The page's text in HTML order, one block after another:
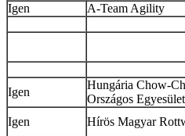
Igen
A-Team Agility
Igen
Hungária Chow-
Országos
Igen Hírös Magyar